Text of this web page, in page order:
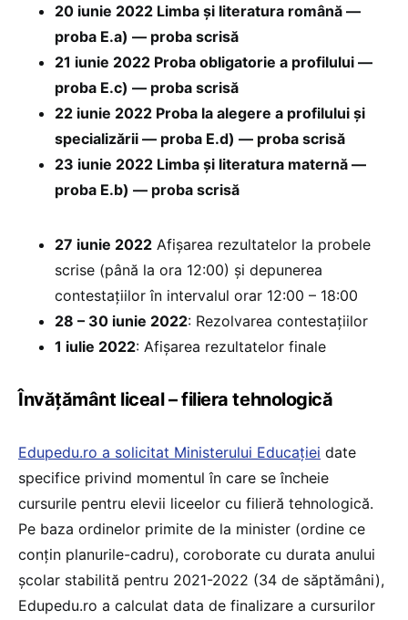
20 iunie 2022 Limba și literatura română —
proba E.a) — proba scrisă
21 iunie 2022 Proba obligatorie a profilului —
proba E.c) — proba scrisă
22 iunie 2022 Proba la alegere a profilului și
specializării — proba E.d) — proba scrisă
23 iunie 2022 Limba și literatura maternă —
proba E.b) — proba scrisă
27 iunie 2022 Afișarea rezultatelor la probele
scrise (până la ora 12:00) și depunerea
contestațiilor în intervalul orar 12:00 – 18:00
28 – 30 iunie 2022: Rezolvarea contestațiilor
1 iulie 2022: Afișarea rezultatelor finale
Învățământ liceal – filiera tehnologică
Edupedu.ro a solicitat Ministerului Educației date
specifice privind momentul în care se încheie
cursurile pentru elevii liceelor cu filieră tehnologică.
Pe baza ordinelor primite de la minister (ordine ce
conțin planurile-cadru), coroborate cu durata anului
școlar stabilită pentru 2021-2022 (34 de săptămâni),
Edupedu.ro a calculat data de finalizare a cursurilor